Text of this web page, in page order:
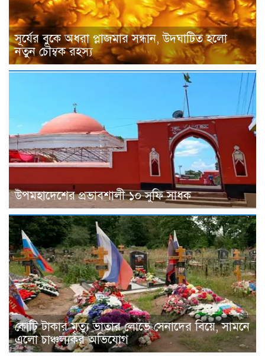
সূর্যের বুকে অধরা প্লাজমার সন্ধান, উদ্ঘাটিত হলো
নতুন চৌম্বক রহস্য
উপমহাদেশের প্রভাবশালী ১০ সুফি সাধক
কোটি টাকার মৃত্যু ভাতার লোভে সেনাদের বিয়ে, সামনে
এলো চাঞ্চল্যকর অভিযোগ